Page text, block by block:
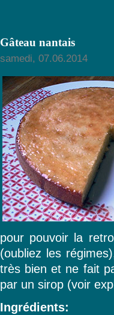
Gâteau nantais
samedi, 07.06.2014
pour pouvoir la
(oubliez les
très bien et ne fait
par un sirop (voir
Ingrédients: